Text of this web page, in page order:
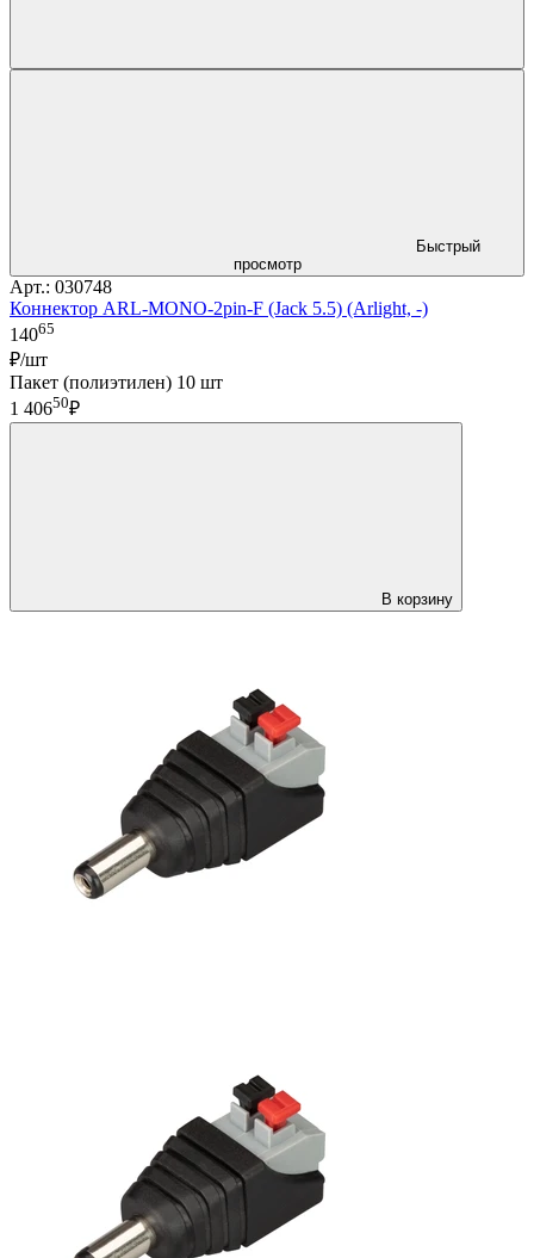
Быстрый
просмотр
Арт.: 030748
Коннектор ARL-MONO-2pin-F (Jack 5.5) (Arlight, -)
14065
₽/шт
Пакет (полиэтилен) 10 шт
1 40650₽
В корзину